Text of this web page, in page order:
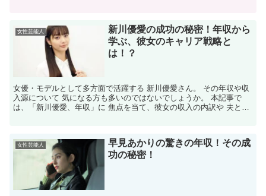
女性芸能人
新川優愛の成功の秘密！年収から
学ぶ、彼女のキャリア戦略と
は！？
女優・モデルとして多方面で活躍する 新川優愛さん。 ​その年収や収
入源について 気になる方も多いのではないでしょうか。 ​本記事で
は、「新川優愛、年収」に 焦点を当て、彼女の収入の内訳や 夫との
女性芸能人
早見あかりの驚きの年収！その成
功の秘密！